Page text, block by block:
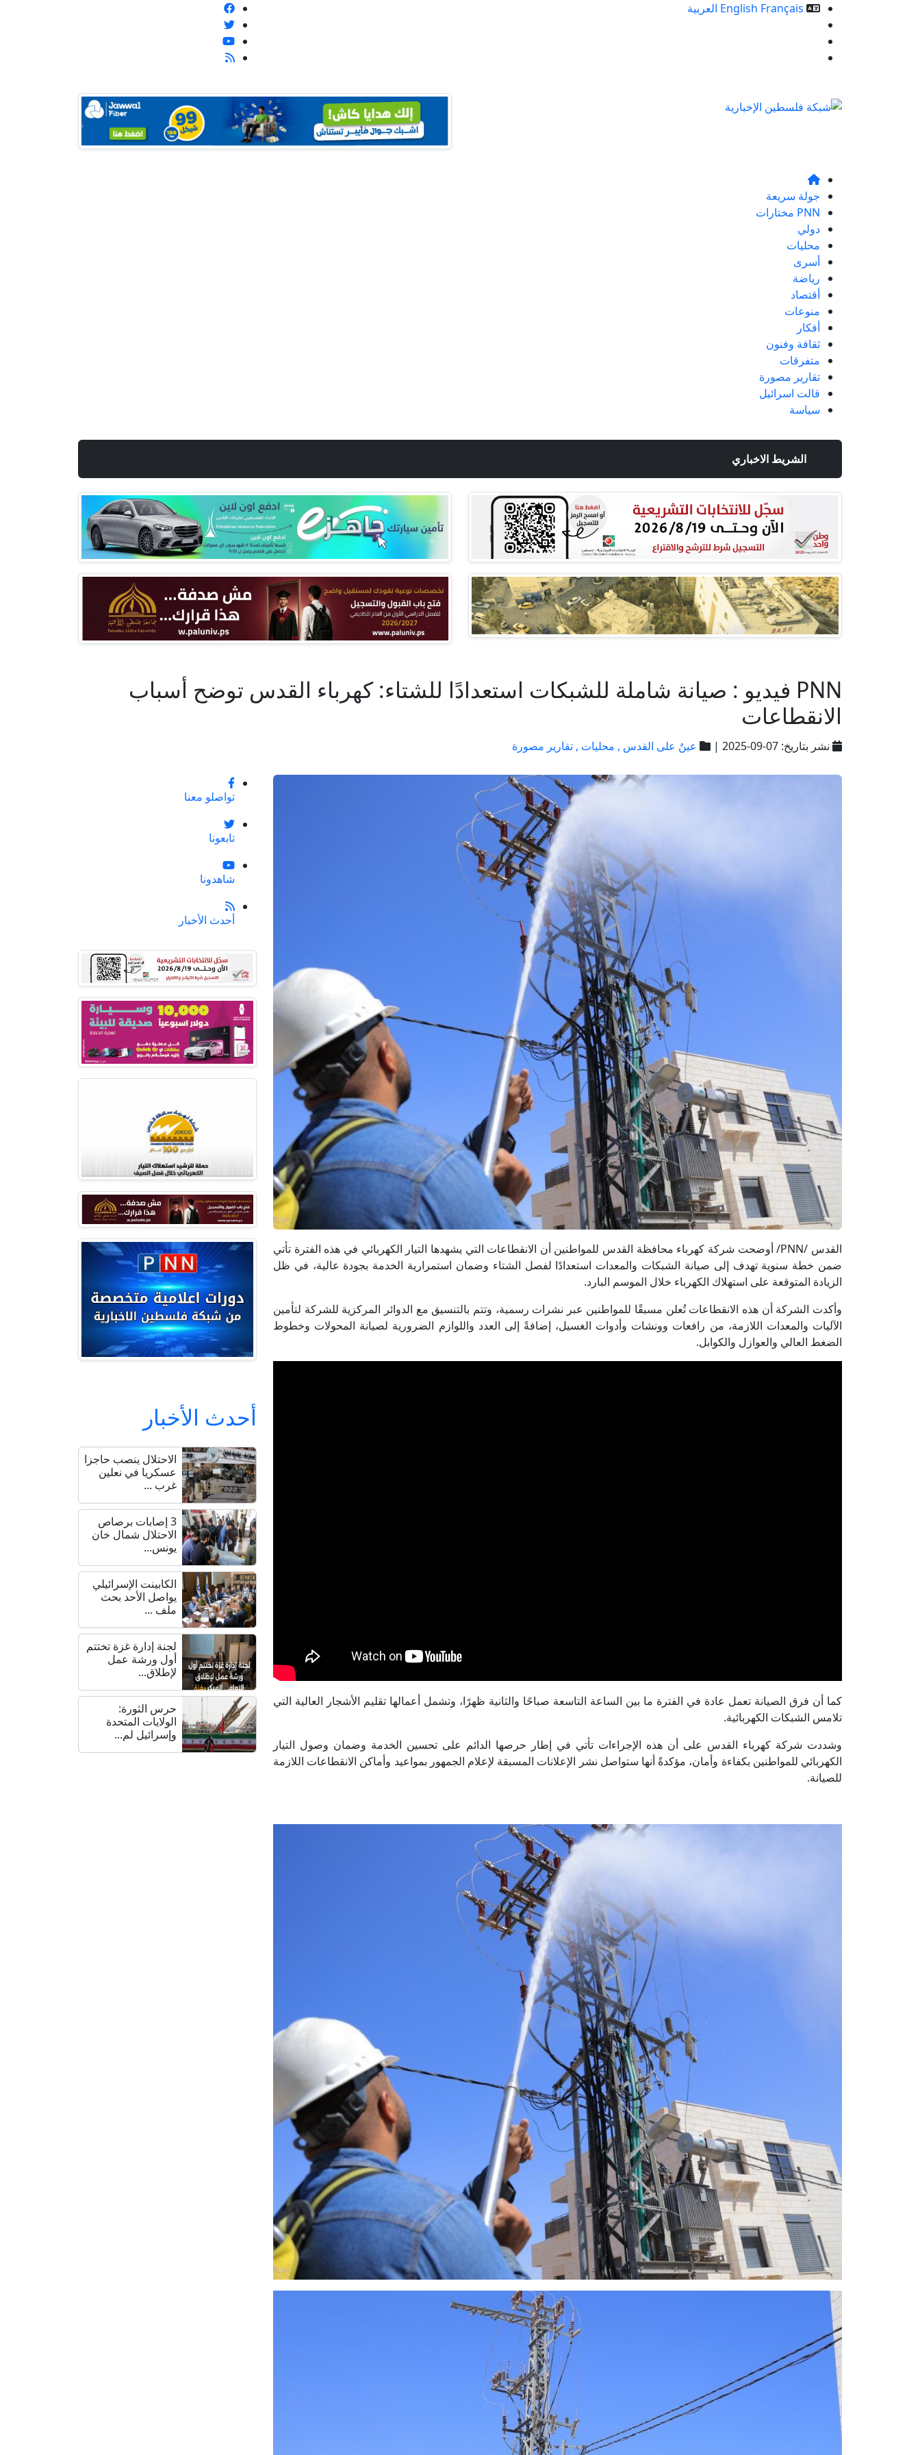
English Français
العربية
جولة سريعة
PNN مختارات
دولي
محليات
أسرى
رياضة
أقتصاد
منوعات
أفكار
ثقافة وفنون
متفرقات
تقارير مصورة
قالت اسرائيل
سياسة
الشريط الاخباري
PNN فيديو : صيانة شاملة للشبكات استعدادًا للشتاء: كهرباء القدس توضح أسباب
الانقطاعات
نشر بتاريخ: 07-09-2025 | عينٌ على القدس , محليات , تقارير مصورة
القدس /PNN/ أوضحت شركة كهرباء محافظة القدس للمواطنين أن الانقطاعات التي يشهدها التيار الكهربائي في هذه الفترة تأتي
ضمن خطة سنوية تهدف إلى صيانة الشبكات والمعدات استعدادًا لفصل الشتاء وضمان استمرارية الخدمة بجودة عالية، في ظل
الزيادة المتوقعة على استهلاك الكهرباء خلال الموسم البارد.
وأكدت الشركة أن هذه الانقطاعات تُعلن مسبقًا للمواطنين عبر نشرات رسمية، وتتم بالتنسيق مع الدوائر المركزية للشركة لتأمين
الآليات والمعدات اللازمة، من رافعات وونشات وأدوات الغسيل، إضافةً إلى العدد واللوازم الضرورية لصيانة المحولات وخطوط
الضغط العالي والعوازل والكوابل.
كما أن فرق الصيانة تعمل عادة في الفترة ما بين الساعة التاسعة صباحًا والثانية ظهرًا، وتشمل أعمالها تقليم الأشجار العالية التي
تلامس الشبكات الكهربائية.
وشددت شركة كهرباء القدس على أن هذه الإجراءات تأتي في إطار حرصها الدائم على تحسين الخدمة وضمان وصول التيار
الكهربائي للمواطنين بكفاءة وأمان، مؤكدةً أنها ستواصل نشر الإعلانات المسبقة لإعلام الجمهور بمواعيد وأماكن الانقطاعات اللازمة
للصيانة.
تواصلو معنا
تابعونا
شاهدونا
أحدث الأخبار
أحدث الأخبار
الاحتلال ينصب حاجزا
عسكريا في نعلين
غرب ...
3 إصابات برصاص
الاحتلال شمال خان
يونس...
الكابينت الإسرائيلي
يواصل الأحد بحث
ملف ...
لجنة إدارة غزة تختتم
أول ورشة عمل
لإطلاق...
حرس الثورة:
الولايات المتحدة
وإسرائيل لم...